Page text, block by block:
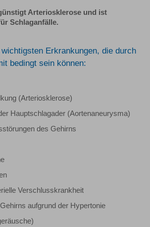
Arteriosklerose und ist
Schlaganfälle.
Erkrankungen, die durch
bedingt sein können:
(Arteriosklerose)
Hauptschlagader (Aortenaneurysma)
des Gehirns
Verschlusskrankheit
aufgrund der Hypertonie